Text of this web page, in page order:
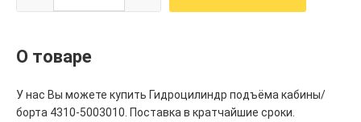
О товаре
У нас Вы можете купить Гидроцилиндр подъёма кабины/
борта 4310-5003010. Поставка в кратчайшие сроки.